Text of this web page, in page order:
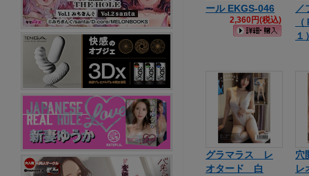
ール EKGS-046
2,360円(税込)
／
１
グラマラス レ
オタード 白
穴
レ